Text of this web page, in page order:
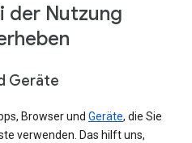
der Nutzung
Geräte
Browser und Geräte, die Sie
verwenden. Das hilft uns,